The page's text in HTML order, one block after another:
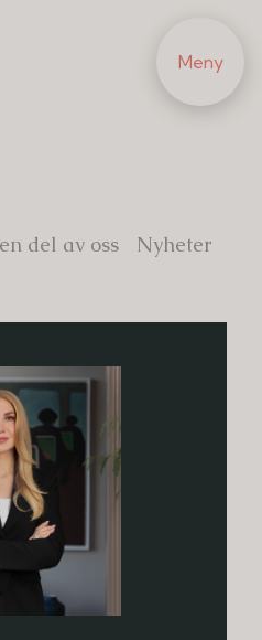
Meny
del av oss Nyheter